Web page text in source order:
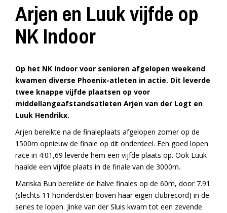
Arjen en Luuk vijfde op
NK Indoor
Op het NK Indoor voor senioren afgelopen weekend
kwamen diverse Phoenix-atleten in actie. Dit leverde
twee knappe vijfde plaatsen op voor
middellangeafstandsatleten Arjen van der Logt en
Luuk Hendrikx.
Arjen bereikte na de finaleplaats afgelopen zomer op de
1500m opnieuw de finale op dit onderdeel. Een goed lopen
race in 4:01,69 leverde hem een vijfde plaats op. Ook Luuk
haalde een vijfde plaats in de finale van de 3000m.
Mariska Bun bereikte de halve finales op de 60m, door 7.91
(slechts 11 honderdsten boven haar eigen clubrecord) in de
series te lopen. Jinke van der Sluis kwam tot een zevende